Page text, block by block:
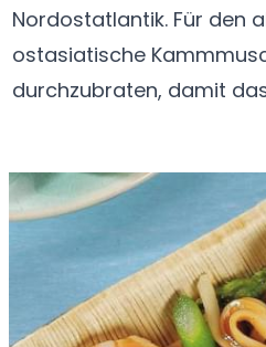
Nordostatlantik. Für den
ostasiatische
durchzubraten, damit